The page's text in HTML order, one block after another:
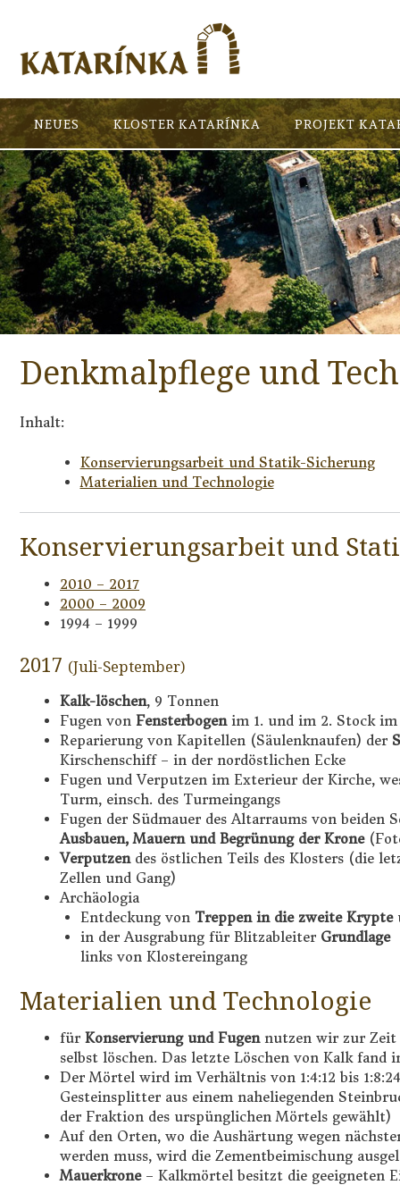
NEUES KLOSTER KATARÍNKA PROJEKT
Denkmalpflege und
Inhalt:
Konservierungsarbeit und Statik-Sicherung
Materialien und Technologie
Konservierungsarbeit und
2010 – 2017
2000 – 2009
1994 – 1999
2017 (Juli-September)
Kalk-löschen, 9 Tonnen
Fugen von Fensterbogenim 1. und im 2. Stock
Reparierung von Kapitellen (Säulenknaufen) der
Kirschenschiff – in der nordöstlichen Ecke
Fugen und Verputzen im Exterieur der Kirche,
Turm, einsch. des Turmeingangs
Fugen der Südmauer des Altarraums von beiden
Ausbauen, Mauern und Begrünung der Krone
Verputzendes östlichen Teils des Klosters (die
Zellen und Gang)
Archäologia
Entdeckung von Treppen in die zweite Krypte
in der Ausgrabung für Blitzableiter Grundlage
links von Klostereingang
Materialien und Technologie
für Konservierung und Fugennutzen wir zur Zeit
selbst löschen. Das letzte Löschen von Kalk fand
Der Mörtel wird im Verhältnis von 1:4:12 bis
Gesteinsplitter aus einem naheliegenden
der Fraktion des urspünglichen Mörtels gewählt)
Auf den Orten, wo die Aushärtung wegen
werden muss, wird die Zementbeimischung
Mauerkrone– Kalkmörtel besitzt die geeigneten